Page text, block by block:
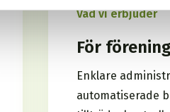
Vad vi erbjuder
För
Enklare
automatiserade